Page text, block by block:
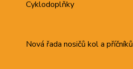
Cyklodoplňky
Nová řada nosičů kol a příčníků